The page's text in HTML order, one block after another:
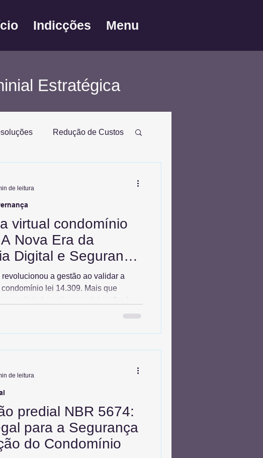
Indicções Menu
Estratégica
Redução de Custos
virtual condomínio
Nova Era da
Digital e Segurança
a gestão ao validar a
lei 14.309. Mais que
digital amplia a participação de
auditoria de votos e assegura
e editais claros. Entenda como a
decisões do síndico, evita anulações
com agilidade e segura
de leitura
predial NBR 5674:
para a Segurança
do Condomínio
de leitura